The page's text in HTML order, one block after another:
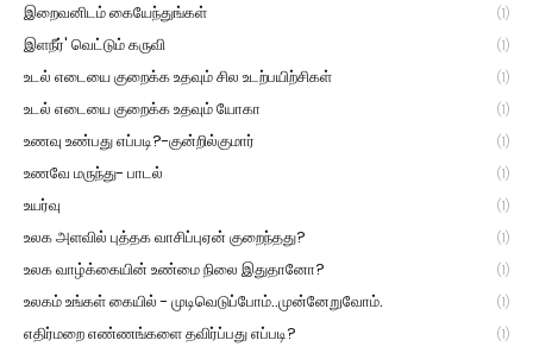
இறைவனிடம் கையேந்துங்கள் (1)
இளநீர்' வெட்டும் கருவி (1)
உடல் எடையை குறைக்க உதவும் சில உடற்பயிற்சிகள் (1)
உடல் எடையை குறைக்க உதவும் யோகா (1)
உணவு உண்பது எப்படி?-குன்றில்குமார் (1)
உணவே மருந்து- பாடல் (1)
உயர்வு (1)
உலக அளவில் புத்தக வாசிப்புஏன் குறைந்தது? (1)
உலக வாழ்க்கையின் உண்மை நிலை இதுதானோ? (1)
உலகம் உங்கள் கையில் - முடிவெடுப்போம்..முன்னேறுவோம். (1)
எதிர்மறை எண்ணங்களை தவிர்ப்பது எப்படி? (1)